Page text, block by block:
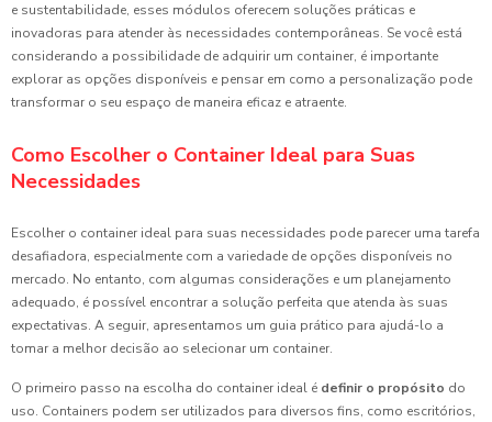
e sustentabilidade, esses módulos oferecem soluções práticas e
inovadoras para atender às necessidades contemporâneas. Se você está
considerando a possibilidade de adquirir um container, é importante
explorar as opções disponíveis e pensar em como a personalização pode
transformar o seu espaço de maneira eficaz e atraente.
Como Escolher o Container Ideal para Suas
Necessidades
Escolher o container ideal para suas necessidades pode parecer uma tarefa
desafiadora, especialmente com a variedade de opções disponíveis no
mercado. No entanto, com algumas considerações e um planejamento
adequado, é possível encontrar a solução perfeita que atenda às suas
expectativas. A seguir, apresentamos um guia prático para ajudá-lo a
tomar a melhor decisão ao selecionar um container.
O primeiro passo na escolha do container ideal é definir o propósito do
uso. Containers podem ser utilizados para diversos fins, como escritórios,